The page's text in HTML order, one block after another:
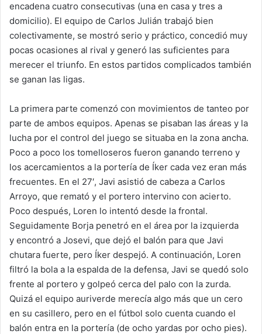
encadena cuatro consecutivas (una en casa y tres a
domicilio). El equipo de Carlos Julián trabajó bien
colectivamente, se mostró serio y práctico, concedió muy
pocas ocasiones al rival y generó las suficientes para
merecer el triunfo. En estos partidos complicados también
se ganan las ligas.
La primera parte comenzó con movimientos de tanteo por
parte de ambos equipos. Apenas se pisaban las áreas y la
lucha por el control del juego se situaba en la zona ancha.
Poco a poco los tomelloseros fueron ganando terreno y
los acercamientos a la portería de Íker cada vez eran más
frecuentes. En el 27′, Javi asistió de cabeza a Carlos
Arroyo, que remató y el portero intervino con acierto.
Poco después, Loren lo intentó desde la frontal.
Seguidamente Borja penetró en el área por la izquierda
y encontró a Josevi, que dejó el balón para que Javi
chutara fuerte, pero Íker despejó. A continuación, Loren
filtró la bola a la espalda de la defensa, Javi se quedó solo
frente al portero y golpeó cerca del palo con la zurda.
Quizá el equipo auriverde merecía algo más que un cero
en su casillero, pero en el fútbol solo cuenta cuando el
balón entra en la portería (de ocho yardas por ocho pies).